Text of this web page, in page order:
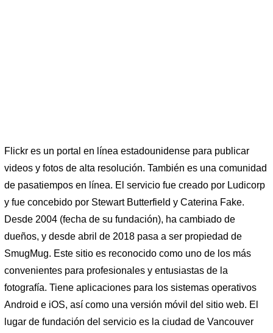
Flickr es un portal en línea estadounidense para publicar
videos y fotos de alta resolución. También es una comunidad
de pasatiempos en línea. El servicio fue creado por Ludicorp
y fue concebido por Stewart Butterfield y Caterina Fake.
Desde 2004 (fecha de su fundación), ha cambiado de
dueños, y desde abril de 2018 pasa a ser propiedad de
SmugMug. Este sitio es reconocido como uno de los más
convenientes para profesionales y entusiastas de la
fotografía. Tiene aplicaciones para los sistemas operativos
Android e iOS, así como una versión móvil del sitio web. El
lugar de fundación del servicio es la ciudad de Vancouver